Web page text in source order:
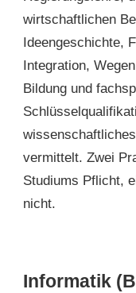
wirtschaftlichen
Ideengeschichte,
Integration,
Bildung und
vermittelt. Zwei
Studiums Pflicht,
nicht.
Informatik